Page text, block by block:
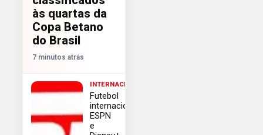
às quartas da
Copa Betano
do Brasil
7 minutos atrás
INTERNACIONAL
Futebol
internacional:
ESPN
e